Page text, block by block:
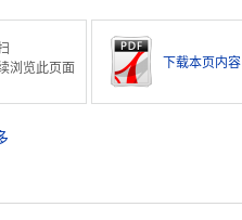
浏览此页面
下载本页内容